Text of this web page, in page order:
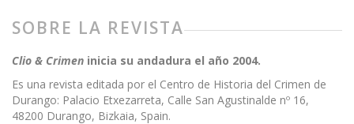
SOBRE LA REVISTA
Clio & Crimen inicia su andadura el año 2004.
Es una revista editada por el Centro de Historia del Crimen de
Durango: Palacio Etxezarreta, Calle San Agustinalde nº 16,
48200 Durango, Bizkaia, Spain.